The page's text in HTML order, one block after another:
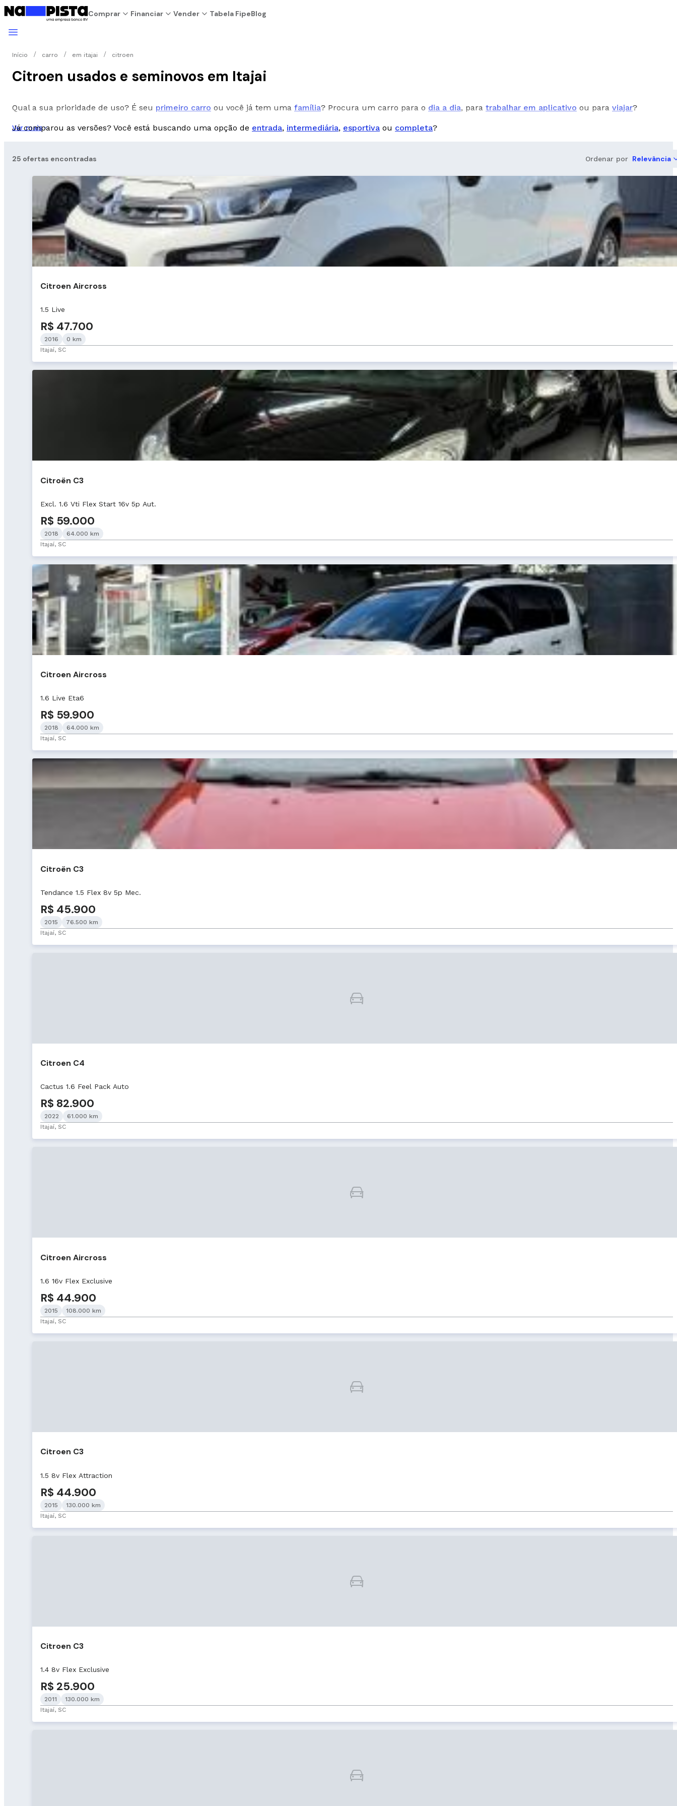
Comprar Financiar Vender Tabela FipeBlog
Início carro em itajai citroen
Citroen usados e seminovos em Itajai
Qual a sua prioridade de uso? É seu primeiro carro ou você já tem uma família? Procura um carro para o dia a dia, para trabalhar em aplicativo ou para viajar?
Já comparou as versões? Você está buscando uma opção de entrada, intermediária, esportiva ou completa?
Ver mais
25 ofertas encontradas Ordenar por Relevância
Citroen Aircross
1.5 Live
R$ 47.700
2016
0 km
Itajaí, SC
Citroën C3
Excl. 1.6 Vti Flex Start 16v 5p Aut.
R$ 59.000
2018
64.000 km
Itajaí, SC
Citroen Aircross
1.6 Live Eta6
R$ 59.900
2018
64.000 km
Itajaí, SC
Citroën C3
Tendance 1.5 Flex 8v 5p Mec.
R$ 45.900
2015
76.500 km
Itajaí, SC
Citroen C4
Cactus 1.6 Feel Pack Auto
R$ 82.900
2022
61.000 km
Itajaí, SC
Citroen Aircross
1.6 16v Flex Exclusive
R$ 44.900
2015
108.000 km
Itajaí, SC
Citroen C3
1.5 8v Flex Attraction
R$ 44.900
2015
130.000 km
Itajaí, SC
Citroen C3
1.4 8v Flex Exclusive
R$ 25.900
2011
130.000 km
Itajaí, SC